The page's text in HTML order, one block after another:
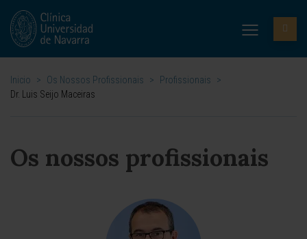
Inicio > Os Nossos Profissionais > Profissionais
>
Dr. Luis Seijo Maceiras
Os nossos profissionais